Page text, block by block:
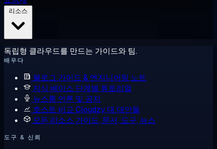
독립형 클라우드를 만드는 가이드와 팀.
배우다
블로그 가이드 & 엔지니어링 노트
지식 베이스 단계별 튜토리얼
뉴스룸 언론 및 공지
호스트 비교 Cloudzy 대 대안들
모든 리소스 가이드, 문서, 도구, 뉴스
도구 & 신뢰